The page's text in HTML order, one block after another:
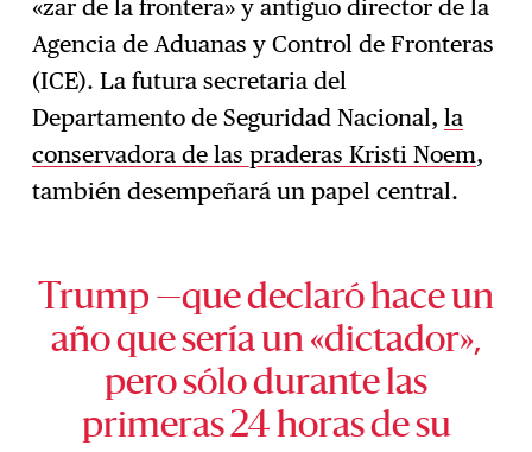
«zar de la frontera» y antiguo director de la
Agencia de Aduanas y Control de Fronteras
(ICE). La futura secretaria del
Departamento de Seguridad Nacional,la
conservadora de las praderas Kristi Noem,
también desempeñará un papel central.
Trump —que declaró hace un
año que sería un «dictador»,
pero sólo durante las
primeras 24 horas de su